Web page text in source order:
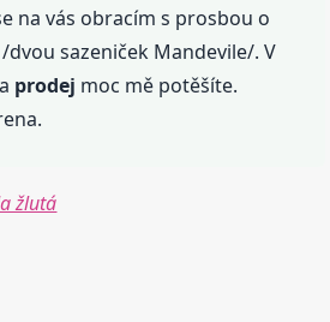
na vás obracím s prosbou o
dvou sazeniček Mandevile/. V
prodej moc mě potěšíte.
žlutá